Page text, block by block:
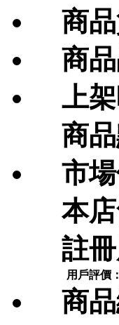
商品
商品
上架
商
市場
本店
註冊
用戶評價：
商品